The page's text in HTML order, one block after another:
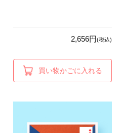
2,656円(税込)
買い物かごに入れる